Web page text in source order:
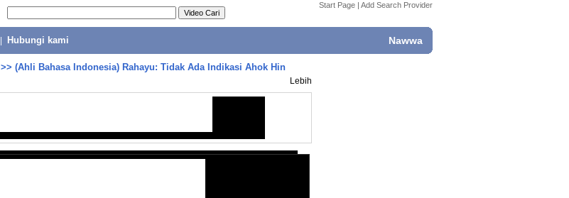
Start Page | Add Search Provider
Hubungi kami Nawwa
>> (Ahli Bahasa Indonesia) Rahayu: Tidak Ada Indikasi Ahok Hin
Lebih